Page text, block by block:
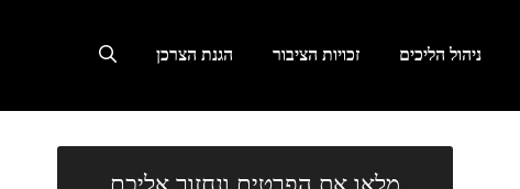
ניהול הליכים זכויות הציבור הגנת הצרכן